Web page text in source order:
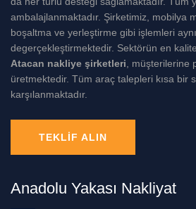
ambalajlanmaktadır. Şirketimiz, mobilya
boşaltma ve yerleştirme gibi işlemleri
degerçekleştirmektedir. Sektörün en
Atacan nakliye şirketleri , müşterilerine
üretmektedir. Tüm araç talepleri kısa bir
karşılanmaktadır.
TEKLIF ALIN
Anadolu Yakası Nakliyat